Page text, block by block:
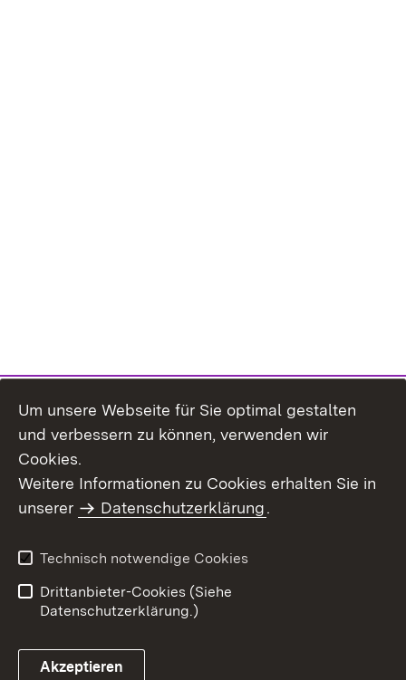
Benutzungshinweise
Erklärung zur
Um unsere Webseite für Sie optimal gestalten
und verbessern zu können, verwenden wir
Cookies.
Weitere Informationen zu Cookies erhalten Sie in
unserer
Datenschutzerklärung.
Technisch notwendige Cookies
Drittanbieter-Cookies (Siehe
Datenschutzerklärung.)
Akzeptieren